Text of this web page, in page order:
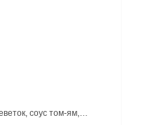
соус том-ям,